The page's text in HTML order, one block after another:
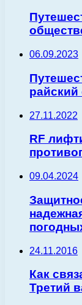
06.09.2023
райский
27.11.2022
RF
09.04.2024
24.11.2016
Как
Третий